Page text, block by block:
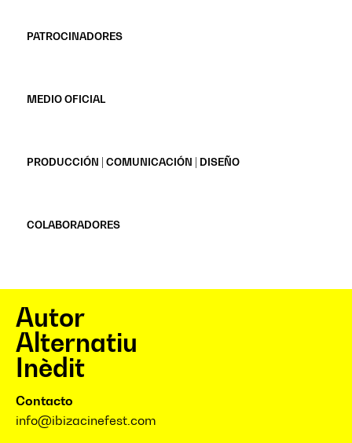
PATROCINADORES
MEDIO OFICIAL
PRODUCCIÓN | COMUNICACIÓN | DISEÑO
COLABORADORES
Autor
Alternatiu
Inèdit
Contacto
info@ibizacinefest.com